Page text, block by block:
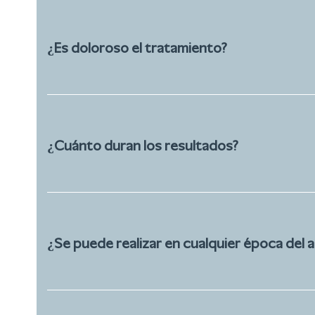
¿Es doloroso el tratamiento?
¿Cuánto duran los resultados?
¿Se puede realizar en cualquier época del